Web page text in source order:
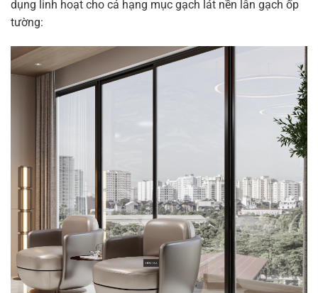
dụng linh hoạt cho cả hạng mục gạch lát nền lẫn gạch ốp
tường: